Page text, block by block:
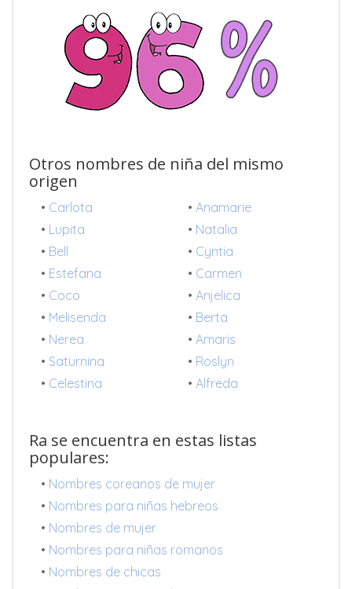
Otros nombres de niña del mismo
origen
• Carlota • Anamarie
• Lupita • Natalia
• Bell • Cyntia
• Estefana • Carmen
• Coco • Anjelica
• Melisenda • Berta
• Nerea • Amaris
• Saturnina • Roslyn
• Celestina • Alfreda
Ra se encuentra en estas listas
populares:
• Nombres coreanos de mujer
• Nombres para niñas hebreos
• Nombres de mujer
• Nombres para niñas romanos
• Nombres de chicas